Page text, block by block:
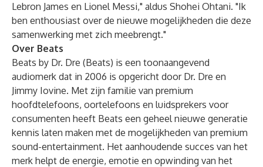
Lebron James en Lionel Messi," aldus Shohei Ohtani. "Ik
ben enthousiast over de nieuwe mogelijkheden die deze
samenwerking met zich meebrengt."
Over Beats
Beats by Dr. Dre (Beats) is een toonaangevend
audiomerk dat in 2006 is opgericht door Dr. Dre en
Jimmy Iovine. Met zijn familie van premium
hoofdtelefoons, oortelefoons en luidsprekers voor
consumenten heeft Beats een geheel nieuwe generatie
kennis laten maken met de mogelijkheden van premium
sound-entertainment. Het aanhoudende succes van het
merk helpt de energie, emotie en opwinding van het